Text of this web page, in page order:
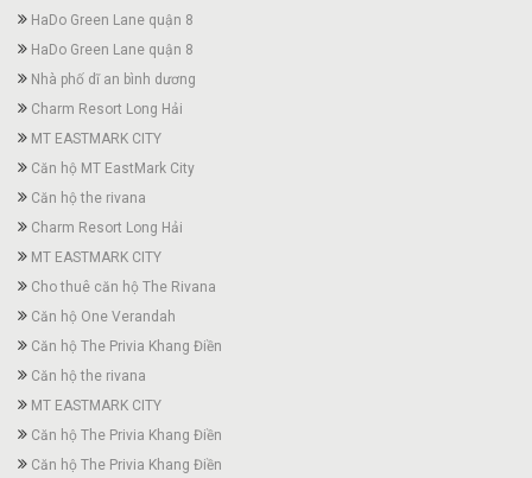
HaDo Green Lane quận 8
HaDo Green Lane quận 8
Nhà phố dĩ an bình dương
Charm Resort Long Hải
MT EASTMARK CITY
Căn hộ MT EastMark City
Căn hộ the rivana
Charm Resort Long Hải
MT EASTMARK CITY
Cho thuê căn hộ The Rivana
Căn hộ One Verandah
Căn hộ The Privia Khang Điền
Căn hộ the rivana
MT EASTMARK CITY
Căn hộ The Privia Khang Điền
Căn hộ The Privia Khang Điền